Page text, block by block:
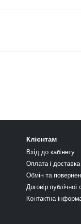
Клієнтам
Вхід до кабінету
Оплата і доставка
Обмін та
Договір
Контактна